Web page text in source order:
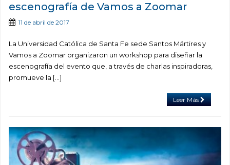
escenografía de Vamos a Zoomar
11 de abril de 2017
La Universidad Católica de Santa Fe sede Santos Mártires y
Vamos a Zoomar organizaron un workshop para diseñar la
escenografía del evento que, a través de charlas inspiradoras,
promueve la […]
Leer Más